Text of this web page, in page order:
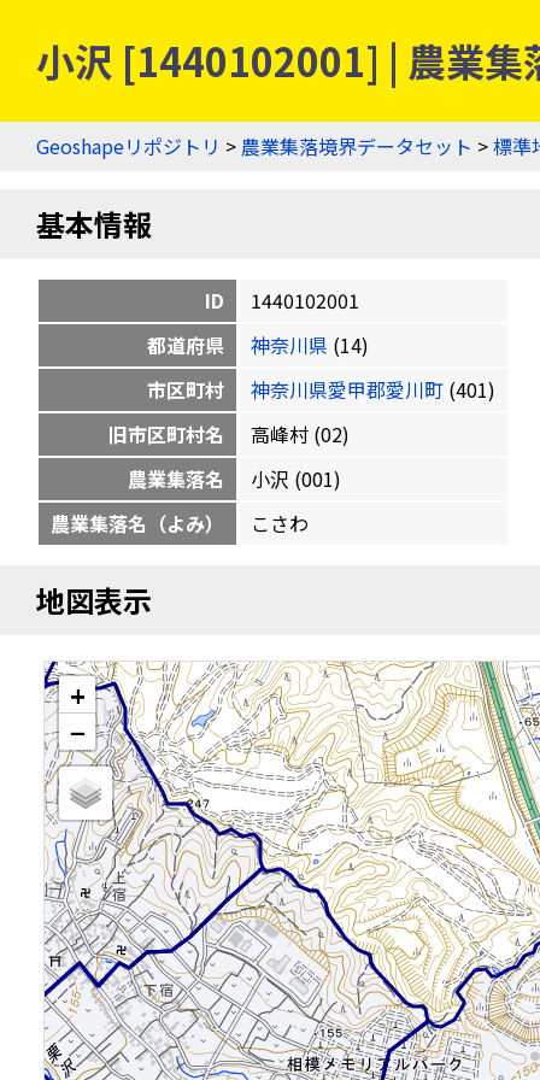
小沢 [1440102001] | 農業集
Geoshapeリポジトリ > 農業集落境界データセット >標準
基本情報
ID
1440102001
都道府県
神奈川県 (14)
市区町村
神奈川県愛甲郡愛川町 (401)
旧市区町村名
高峰村 (02)
農業集落名
小沢 (001)
農業集落名（よみ）
こさわ
地図表示
+
−